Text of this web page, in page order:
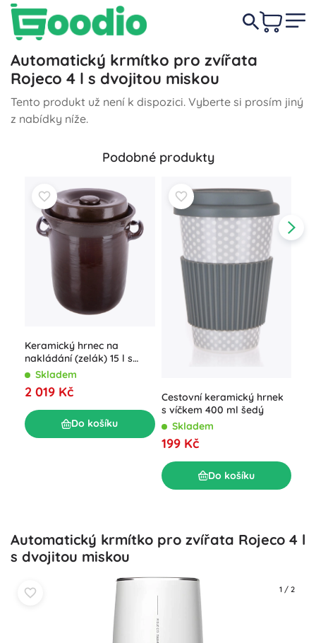
Automatický krmítko pro zvířata
Rojeco 4 l s dvojitou miskou
Tento produkt už není k dispozici. Vyberte si prosím jiný
z nabídky níže.
Podobné produkty
Keramický hrnec na
nakládání (zelák) 15 l s
víkem
Skladem
2 019 Kč
Do košíku
Cestovní keramický hrnek
s víčkem 400 ml šedý
Skladem
199 Kč
Do košíku
Automatický krmítko pro zvířata Rojeco 4 l
s dvojitou miskou
1 / 2